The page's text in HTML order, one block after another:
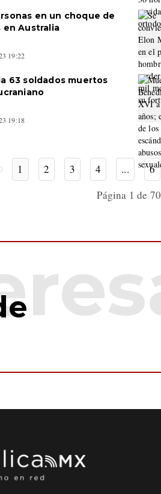
en un choque de
Australia
19:22
63 soldados muertos
19:18
1 2 3 4 ... 6
Página 1 de 70